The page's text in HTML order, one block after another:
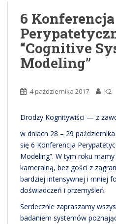
6 Konferencja
“Cognitive
Modeling”
4 października 2017 K2
Drodzy Kognitywiści — z
w dniach 28 – 29
się 6 Konferencja
Modeling”. W tym roku
kameralną, bez gości z
bardziej intensywnej i mniej
doświadczeń i przemyśleń.
Serdecznie zapraszamy
badaniem systemów